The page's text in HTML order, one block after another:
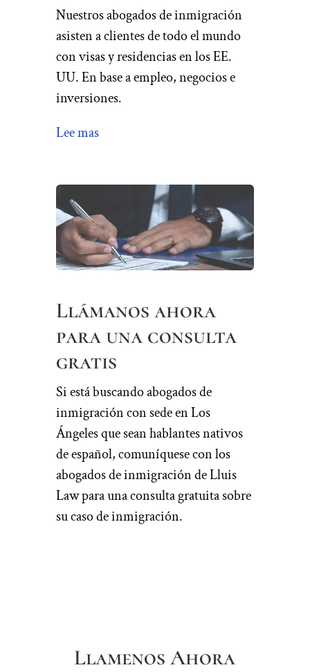
Nuestros abogados de inmigración
asisten a clientes de todo el mundo
con visas y residencias en los EE.
UU. En base a empleo, negocios e
inversiones.
Lee mas
Llámanos ahora
para una consulta
gratis
Si está buscando abogados de
inmigración con sede en Los
Ángeles que sean hablantes nativos
de español, comuníquese con los
abogados de inmigración de Lluis
Law para una consulta gratuita sobre
su caso de inmigración.
Llamenos Ahora